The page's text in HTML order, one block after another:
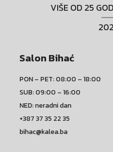
VIŠE OD 25
Salon Bihać
PON – PET: 08:00 – 18:00
SUB: 09:00 – 16:00
NED: neradni dan
+387 37 35 22 35
bihac@kalea.ba